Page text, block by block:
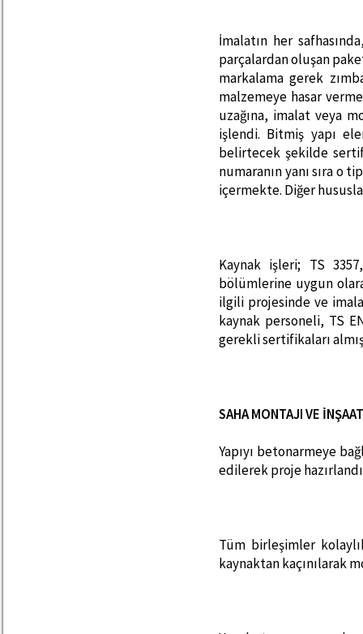
İmalatın her
parçalardan oluşan
markalama gerek
malzemeye hasar
uzağına, imalat veya
işlendi. Bitmiş yapı
belirtecek şekilde
numaranın yanı sıra o
içermekte. Diğer
Kaynak işleri; TS
bölümlerine uygun
ilgili projesinde ve
kaynak personeli, TS
gerekli sertifikaları
SAHA MONTAJI VE İNŞAAT
Yapıyı betonarmeye
edilerek proje
Tüm birleşimler
kaynaktan kaçınılarak